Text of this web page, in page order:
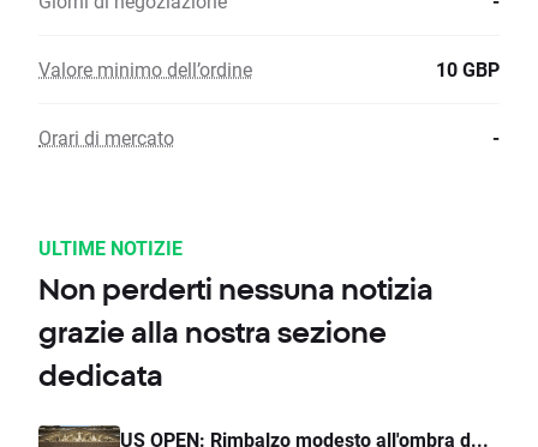
Valore minimo dell’ordine 10 GBP
Orari di mercato -
ULTIME NOTIZIE
Non perderti nessuna notizia
grazie alla nostra sezione
dedicata
US OPEN: Rimbalzo modesto all'ombra d...